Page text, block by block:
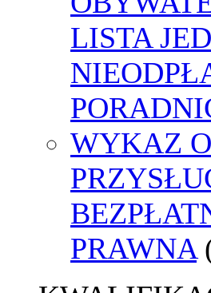
LISTA
WYKAZ
PRAWNA